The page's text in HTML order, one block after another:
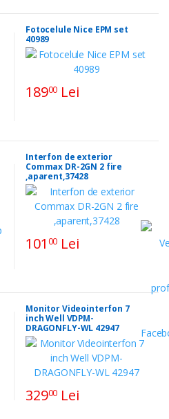
Fotocelule Nice EPM set
40989
18900 Lei
Interfon de exterior
Commax DR-2GN 2 fire
,aparent,37428
101 00 Lei
Monitor Videointerfon 7
inch Well VDPM-
DRAGONFLY-WL 42947
32900 Lei